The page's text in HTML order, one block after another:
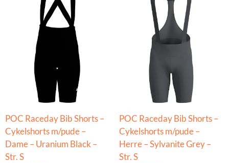
POC Raceday Bib Shorts –
Cykelshorts m/pude –
Dame – Uranium Black –
Str. S
POC Raceday Bib Shorts –
Cykelshorts m/pude –
Herre – Sylvanite Grey –
Str. S